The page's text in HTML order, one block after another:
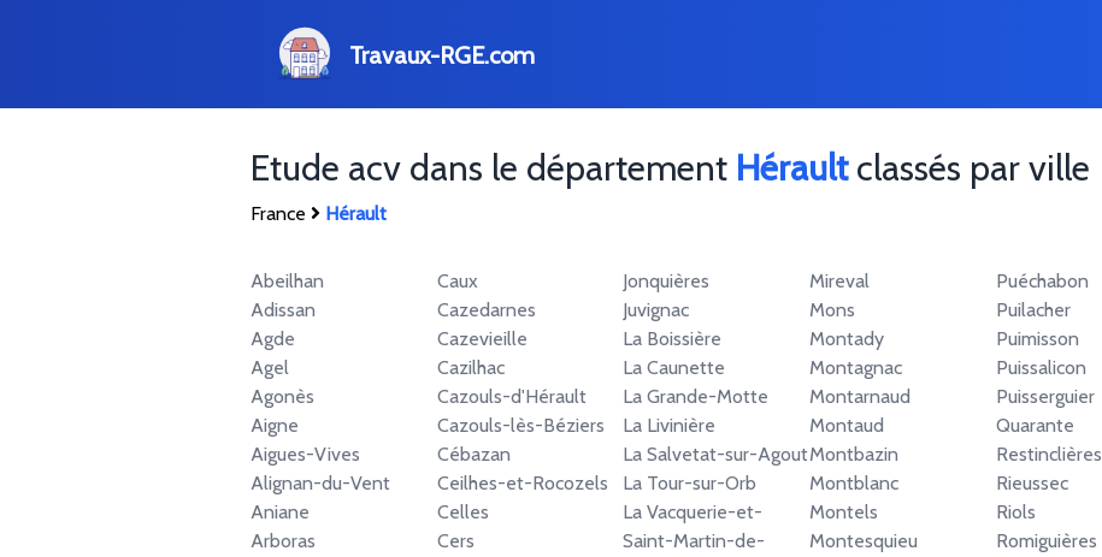
Travaux-RGE.com
Etude acv dans le département Héraultclassés par ville
France Hérault
Abeilhan
Adissan
Agde
Agel
Agonès
Aigne
Aigues-Vives
Alignan-du-Vent
Aniane
Arboras
Caux
Cazedarnes
Cazevieille
Cazilhac
Cazouls-d'Hérault
Cazouls-lès-Béziers
Cébazan
Ceilhes-et-Rocozels
Celles
Cers
Jonquières
Juvignac
La Boissière
La Caunette
La Grande-Motte
La Livinière
La Salvetat-sur-Agout
La Tour-sur-Orb
La Vacquerie-et-
Saint-Martin-de-
Mireval
Mons
Montady
Montagnac
Montarnaud
Montaud
Montbazin
Montblanc
Montels
Montesquieu
Puéchabon
Puilacher
Puimisson
Puissalicon
Puisserguier
Quarante
Restinclières
Rieussec
Riols
Romiguières